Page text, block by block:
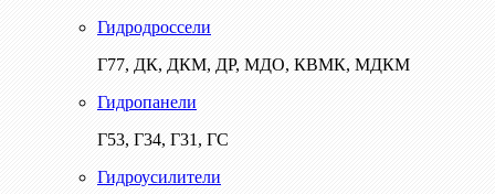
Гидродроссели
Г77, ДК, ДКМ, ДР, МДО, КВМК, МДКМ
Гидропанели
Г53, Г34, Г31, ГС
Гидроусилители